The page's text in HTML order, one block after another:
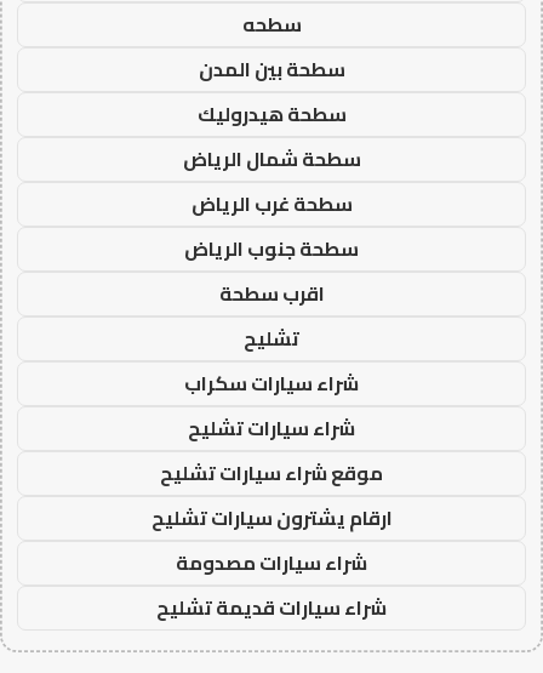
سطحه
سطحة بين المدن
سطحة هيدروليك
سطحة شمال الرياض
سطحة غرب الرياض
سطحة جنوب الرياض
اقرب سطحة
تشليح
شراء سيارات سكراب
شراء سيارات تشليح
موقع شراء سيارات تشليح
ارقام يشترون سيارات تشليح
شراء سيارات مصدومة
شراء سيارات قديمة تشليح